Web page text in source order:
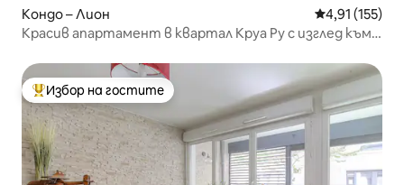
Кондо – Лион Средна
4,91 (155)
Красив апартамент в квартал Круа Ру с изглед към
Най-популярен избор на гостите
Избор на гостите